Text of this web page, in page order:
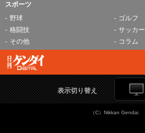
スポーツ
野球
ゴルフ
格闘技
サッカー
その他
コラム
表示切り替え
（C）Nikkan Gendai